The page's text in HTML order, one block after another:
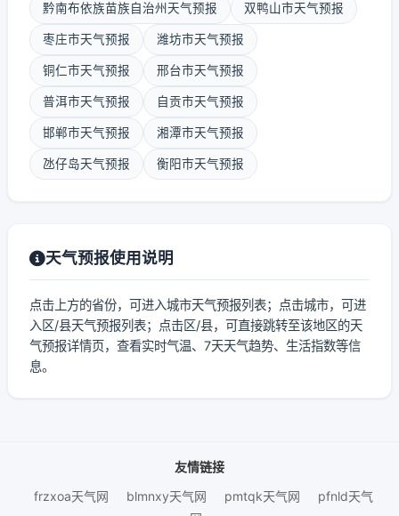
黔南布依族苗族自治州天气预报 双鸭山市天气预报
枣庄市天气预报 潍坊市天气预报
铜仁市天气预报 邢台市天气预报
普洱市天气预报 自贡市天气预报
邯郸市天气预报 湘潭市天气预报
氹仔岛天气预报 衡阳市天气预报
天气预报使用说明
点击上方的省份，可进入城市天气预报列表；点击城市，可进
入区/县天气预报列表；点击区/县，可直接跳转至该地区的天
气预报详情页，查看实时气温、7天天气趋势、生活指数等信
息。
友情链接
frzxoa天气网
blmnxy天气网 pmtqk天气网
pfnld天气